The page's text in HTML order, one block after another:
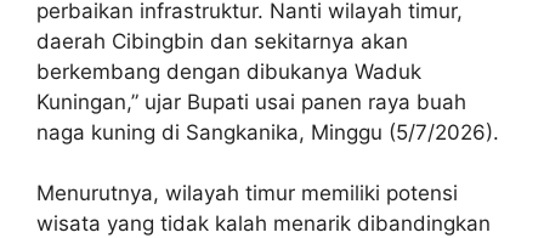
perbaikan infrastruktur. Nanti wilayah timur,
daerah Cibingbin dan sekitarnya akan
berkembang dengan dibukanya Waduk
Kuningan,” ujar Bupati usai panen raya buah
naga kuning di Sangkanika, Minggu (5/7/2026).
Menurutnya, wilayah timur memiliki potensi
wisata yang tidak kalah menarik dibandingkan